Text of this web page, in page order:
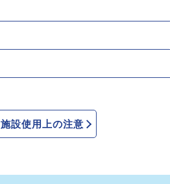
施設使用上の注意